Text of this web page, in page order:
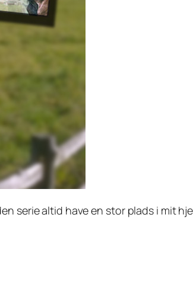
serie altid have en stor plads i mit